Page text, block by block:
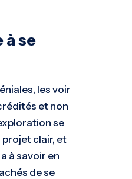
à se
les voir
et non
se
clair, et
à savoir en
de se